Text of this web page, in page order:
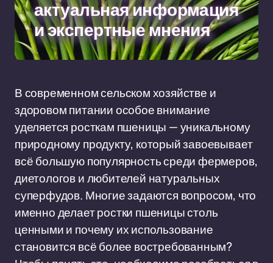
актуальная информация
и экспертные мнения
В современном сельском хозяйстве и
здоровом питании особое внимание
уделяется росткам пшеницы — уникальному
природному продукту, который завоевывает
всё большую популярность среди фермеров,
диетологов и любителей натуральных
суперфудов. Многие задаются вопросом, что
именно делает ростки пшеницы столь
ценными и почему их использование
становится всё более востребованным?